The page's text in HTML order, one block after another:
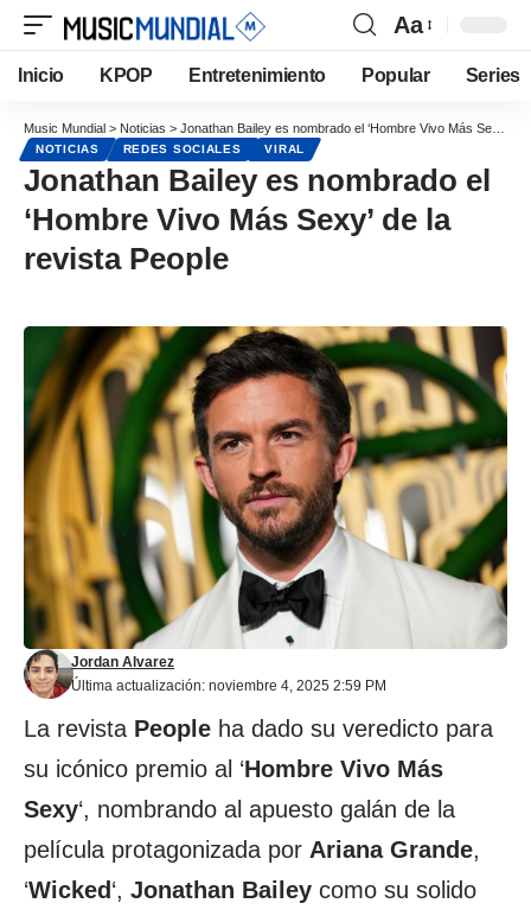
Aa
Inicio KPOP Entretenimiento Popular Series
Music Mundial > Noticias > Jonathan Bailey es nombrado el ‘Hombre Vivo Más Sexy’ de la revista People
NOTICIAS REDES SOCIALES VIRAL
Jonathan Bailey es nombrado el
‘Hombre Vivo Más Sexy’ de la
revista People
Última actualización: noviembre 4, 2025 2:59 PM
Jordan Alvarez
La revista People ha dado su veredicto para
su icónico premio al ‘Hombre Vivo Más
Sexy‘, nombrando al apuesto galán de la
película protagonizada por Ariana Grande,
‘Wicked ‘, Jonathan Bailey como su solido